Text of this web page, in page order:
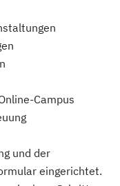
Campus
und der
eingerichtet.